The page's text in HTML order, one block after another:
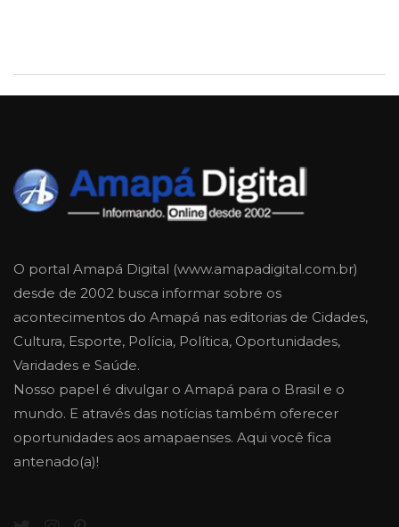
O portal Amapá Digital (www.amapadigital.com.br)
desde de 2002 busca informar sobre os
acontecimentos do Amapá nas editorias de Cidades,
Cultura, Esporte, Polícia, Política, Oportunidades,
Varidades e Saúde.
Nosso papel é divulgar o Amapá para o Brasil e o
mundo. E através das notícias também oferecer
oportunidades aos amapaenses. Aqui você fica
antenado(a)!